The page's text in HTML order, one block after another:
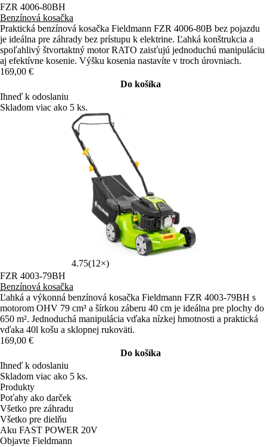
FZR 4006-80BH
Benzínová kosačka
Praktická benzínová kosačka Fieldmann FZR 4006-80B bez pojazdu
je ideálna pre záhrady bez prístupu k elektrine. Ľahká konštrukcia a
spoľahlivý štvortaktný motor RATO zaisťujú jednoduchú manipuláciu
aj efektívne kosenie. Výšku kosenia nastavíte v troch úrovniach.
169,00 €
Do košíka
Ihneď k odoslaniu
Skladom viac ako 5 ks.
4.75(12×)
FZR 4003-79BH
Benzínová kosačka
Ľahká a výkonná benzínová kosačka Fieldmann FZR 4003-79BH s
motorom OHV 79 cm³ a šírkou záberu 40 cm je ideálna pre plochy do
650 m². Jednoduchá manipulácia vďaka nízkej hmotnosti a praktická
vďaka 40l košu a sklopnej rukoväti.
169,00 €
Do košíka
Ihneď k odoslaniu
Skladom viac ako 5 ks.
Produkty
Poťahy ako darček
Všetko pre záhradu
Všetko pre dielňu
Aku FAST POWER 20V
Objavte Fieldmann